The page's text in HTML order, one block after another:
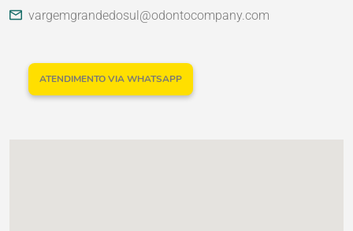
vargemgrandedosul@odontocompany.com
ATENDIMENTO VIA WHATSAPP